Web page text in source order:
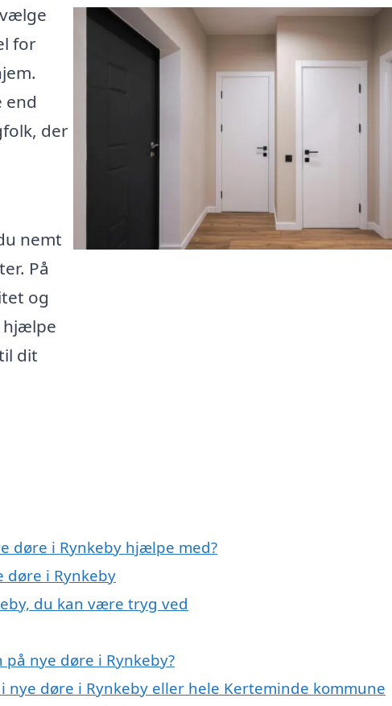
for
end
der
nemt
På
og
hjælpe
dit
døre i Rynkeby hjælpe med?
i Rynkeby
du kan være tryg ved
nye døre i Rynkeby?
nye døre i Rynkeby eller hele Kerteminde kommune